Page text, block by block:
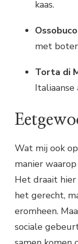
kaas.
met
Torta di
Wat mij ook
manier
Het draait hier
het gerecht,
eromheen.
sociale